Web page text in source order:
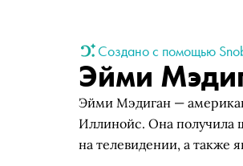
Создано с помощью
Эйми
Эйми Мэдиган —
Иллинойс. Она получила
на телевидении, а также